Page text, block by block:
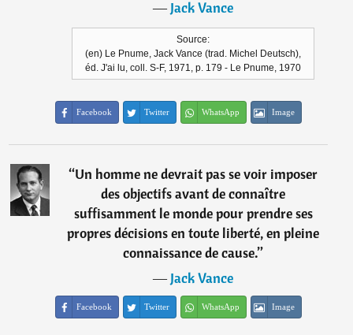
―Jack Vance
Source:
(en) Le Pnume, Jack Vance (trad. Michel Deutsch),
éd. J'ai lu, coll. S-F, 1971, p. 179 - Le Pnume, 1970
Facebook Twitter WhatsApp Image
“Un homme ne devrait pas se voir imposer
des objectifs avant de connaître
suffisamment le monde pour prendre ses
propres décisions en toute liberté, en pleine
connaissance de cause.”
―Jack Vance
Facebook Twitter WhatsApp Image